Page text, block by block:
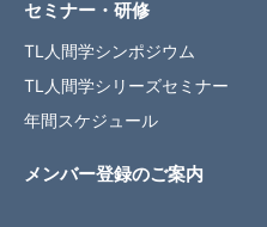
セミナー・研修
TL人間学シンポジウム
TL人間学シリーズセミナー
年間スケジュール
メンバー登録のご案内